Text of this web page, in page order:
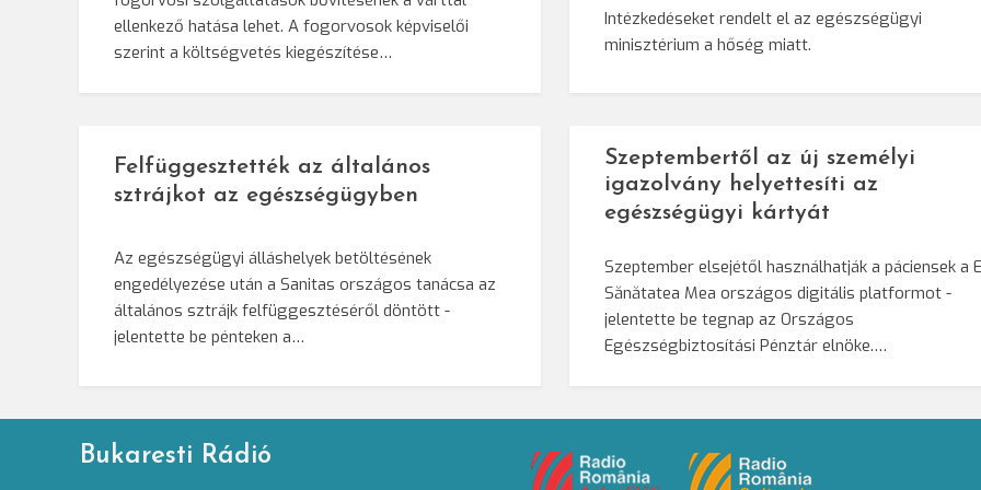
ellenkező hatása lehet. A fogorvosok képviselői
szerint a költségvetés kiegészítése…
Intézkedéseket rendelt el az egészségügyi
minisztérium a hőség miatt.
Felfüggesztették az általános
sztrájkot az egészségügyben
Az egészségügyi álláshelyek betöltésének
engedélyezése után a Sanitas országos tanácsa az
általános sztrájk felfüggesztéséről döntött -
jelentette be pénteken a…
Szeptembertől az új személyi
igazolvány helyettesíti az
egészségügyi kártyát
Szeptember elsejétől használhatják a páciensek a
Sănătatea Mea országos digitális platformot -
jelentette be tegnap az Országos
Egészségbiztosítási Pénztár elnöke.…
Bukaresti Rádió